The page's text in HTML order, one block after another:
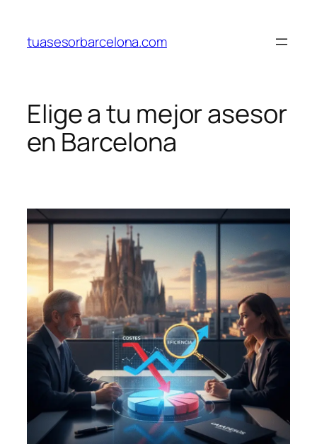
contenido
tuasesorbarcelona.com
Elige a tu mejor asesor
en Barcelona